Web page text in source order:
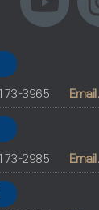
3965 Email.
2985 Email.